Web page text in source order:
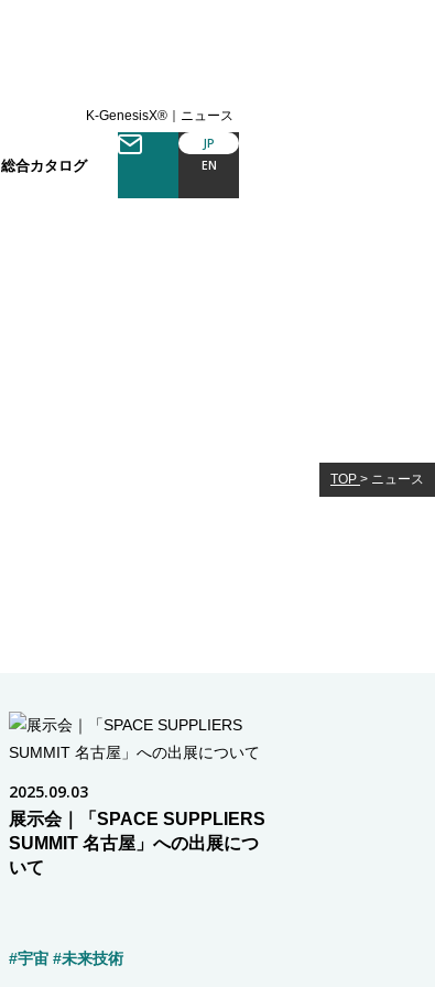
K-GenesisX®｜ニュース
総合カタログ
JP
EN
TOP > ニュース
2025.09.03
展示会｜「SPACE SUPPLIERS
SUMMIT 名古屋」への出展につ
いて
#宇宙 #未来技術